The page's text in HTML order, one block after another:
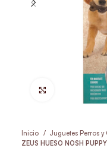
Hacer Zoom
Inicio Juguetes Perros y
ZEUS HUESO NOSH